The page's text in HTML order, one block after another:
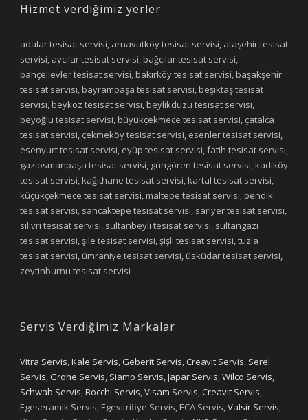
Hizmet verdiğimiz yerler
adalar tesisat servisi, arnavutköy tesisat servisi, ataşehir tesisat
servisi, avcılar tesisat servisi, bağcılar tesisat servisi,
bahçelievler tesisat servisi, bakırköy tesisat servisi, başakşehir
tesisat servisi, bayrampaşa tesisat servisi, beşiktaş tesisat
servisi, beykoz tesisat servisi, beylikdüzü tesisat servisi,
beyoğlu tesisat servisi, büyükçekmece tesisat servisi, çatalca
tesisat servisi, çekmeköy tesisat servisi, esenler tesisat servisi,
esenyurt tesisat servisi, eyüp tesisat servisi, fatih tesisat servisi,
gaziosmanpaşa tesisat servisi, güngören tesisat servisi, kadıköy
tesisat servisi, kağıthane tesisat servisi, kartal tesisat servisi,
küçükçekmece tesisat servisi, maltepe tesisat servisi, pendik
tesisat servisi, sancaktepe tesisat servisi, sarıyer tesisat servisi,
silivri tesisat servisi, sultanbeyli tesisat servisi, sultangazi
tesisat servisi, şile tesisat servisi, şişli tesisat servisi, tuzla
tesisat servisi, ümraniye tesisat servisi, üsküdar tesisat servisi,
zeytinburnu tesisat servisi
Servis Verdiğimiz Markalar
Vitra Servis Kale Servis Geberit Servis Creavit Servis Serel
Servis Grohe Servis Siamp Servis Japar Servis Wilco Servis
Schwab Servis Bocchi Servis Visam Servis Creavit Servis
Egeseramik Servis, Egevitrifiye Servis, ECA Servis, Valsir Servis